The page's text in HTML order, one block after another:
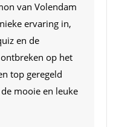
van Volendam
ervaring in,
en de
op het
top geregeld
mooie en leuke